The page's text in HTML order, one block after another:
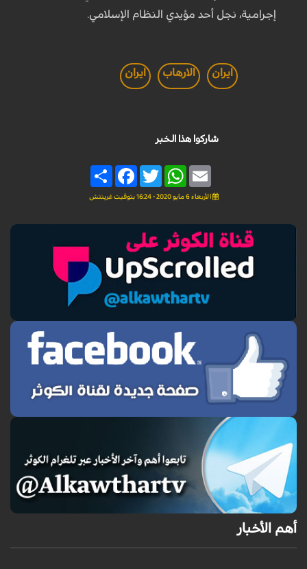
إجرامية، نجل أحد مؤيدي النظام الإسلامي.
ايران الارهاب ايران
شاركوا هذا الخبر
Share
FacebookTwitter
WhatsAppEmail
الأربعاء 6 مايو 2020 - 16:24 بتوقيت غرينتش
أهم الأخبار